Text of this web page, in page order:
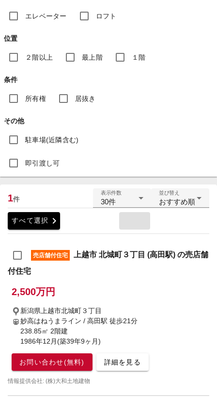
エレベーター ロフト
位置
２階以上 最上階 １階
条件
所有権 居抜き
その他
駐車場(近隣含む)
即引渡し可
1件
表示件数
30件
並び替え
おすすめ順
すべて選択 chevron_right
売店舗付住宅
上越市 北城町３丁目 (高田駅) の売店舗
付住宅
2,500万円
新潟県上越市北城町３丁目
妙高はねうまライン / 高田駅 徒歩21分
238.85㎡ 2階建
1986年12月(築39年9ヶ月)
お問い合わせ(無料) 詳細を見る
情報提供会社: (株)大和土地建物